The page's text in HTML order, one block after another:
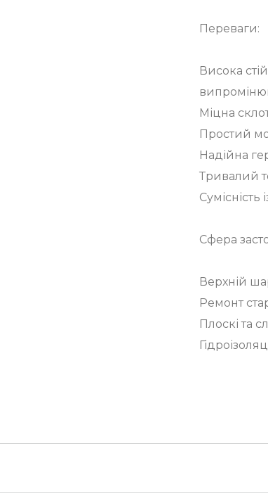
Переваги:
Висока
Міцна
Простий
Надійна
Тривалий
Сфера
Верхній
Ремонт
Плоскі та
рахунку Вашої компанії,
за умови підтвердження